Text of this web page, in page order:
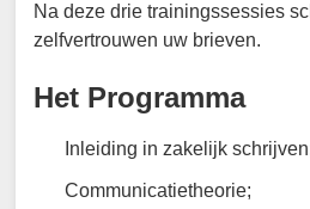
Na deze drie trainingssessies
zelfvertrouwen uw brieven.
Het Programma
Inleiding in zakelijk
Communicatietheorie;